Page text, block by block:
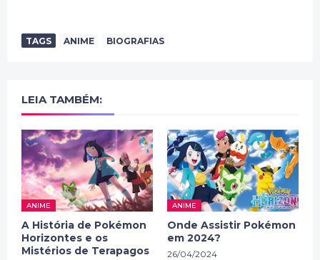
TAGS ANIME BIOGRAFIAS
LEIA TAMBÉM:
ANIME
A História de Pokémon
Horizontes e os
Mistérios de Terapagos
ANIME
Onde Assistir Pokémon
em 2024?
26/04/2024